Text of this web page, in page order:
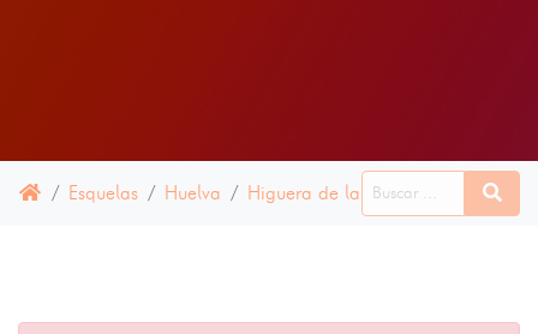
Esquelas Huelva Higuera de la Sierra 15 JUNIO